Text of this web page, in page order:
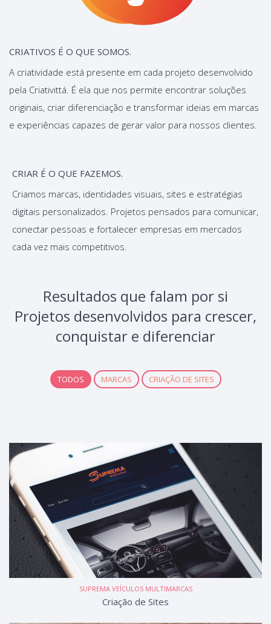
CRIATIVOS É O QUE SOMOS.
A criatividade está presente em cada projeto desenvolvido
pela Criativittá. É ela que nos permite encontrar soluções
originais, criar diferenciação e transformar ideias em marcas
e experiências capazes de gerar valor para nossos clientes.
CRIAR É O QUE FAZEMOS.
Criamos marcas, identidades visuais, sites e estratégias
digitais personalizados. Projetos pensados para comunicar,
conectar pessoas e fortalecer empresas em mercados
cada vez mais competitivos.
Resultados que falam por si
Projetos desenvolvidos para crescer,
conquistar e diferenciar
TODOS MARCAS CRIAÇÃO DE SITES
SUPREMA VEÍCULOS MULTIMARCAS
Criação de Sites